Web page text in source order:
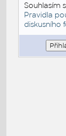
Souhlasím
Pravidla
diskusního